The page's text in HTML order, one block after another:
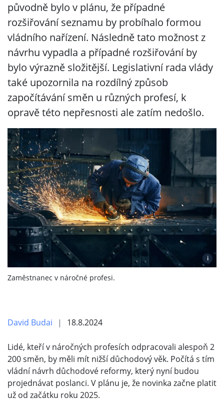
původně bylo v plánu, že případné
rozšiřování seznamu by probíhalo formou
vládního nařízení. Následně tato možnost z
návrhu vypadla a případné rozšiřování by
bylo výrazně složitější. Legislativní rada vlády
také upozornila na rozdílný způsob
započítávání směn u různých profesí, k
opravě této nepřesnosti ale zatím nedošlo.
i
Zaměstnanec v náročné profesi.
David Budai 18.8.2024
Lidé, kteří v náročných profesích odpracovali alespoň 2
200 směn, by měli mít nižší důchodový věk. Počítá s tím
vládní návrh důchodové reformy, který nyní budou
projednávat poslanci. V plánu je, že novinka začne platit
už od začátku roku 2025.